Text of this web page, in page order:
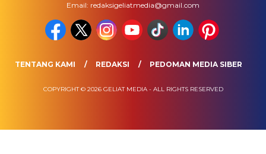
Email: redaksigeliatmedia@gmail.com
TENTANG KAMI REDAKSI PEDOMAN MEDIA SIBER
COPYRIGHT © 2026 GELIAT MEDIA - ALL RIGHTS RESERVED